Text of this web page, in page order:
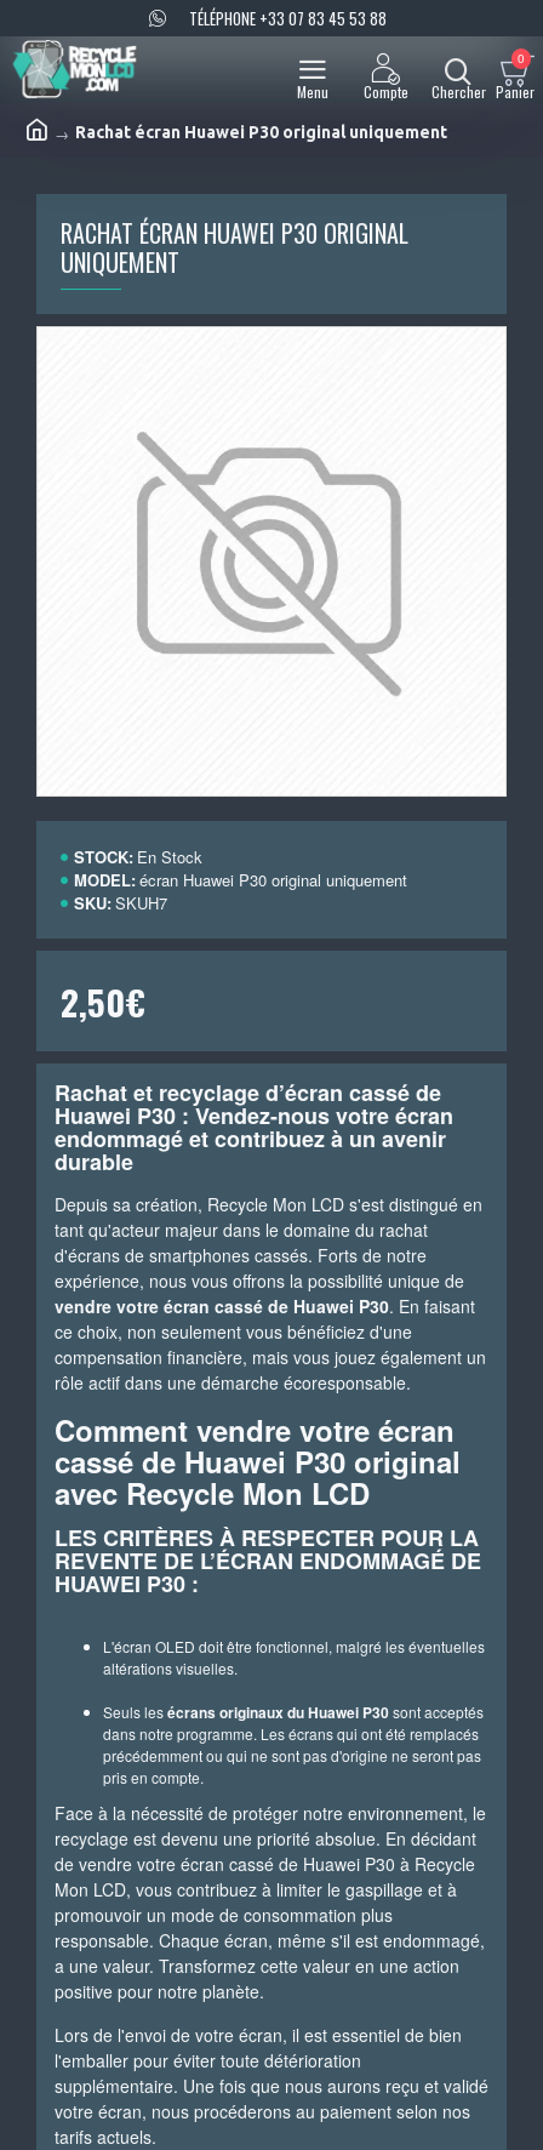
TÉLÉPHONE +33 07 83 45 53 88
0
Rachat écran Huawei P30 original uniquement
RACHAT ÉCRAN HUAWEI P30 ORIGINAL
UNIQUEMENT
STOCK: En Stock
MODEL:écran Huawei P30 original uniquement
SKU:SKUH7
2,50€
Rachat et recyclage d’écran cassé de
Huawei P30 : Vendez-nous votre écran
endommagé et contribuez à un avenir
durable
Depuis sa création, Recycle Mon LCD s'est distingué en
tant qu'acteur majeur dans le domaine du rachat
d'écrans de smartphones cassés. Forts de notre
expérience, nous vous offrons la possibilité unique de
vendre votre écran cassé de Huawei P30. En faisant
ce choix, non seulement vous bénéficiez d'une
compensation financière, mais vous jouez également un
rôle actif dans une démarche écoresponsable.
Comment vendre votre écran
cassé de Huawei P30 original
avec Recycle Mon LCD
LES CRITÈRES À RESPECTER POUR LA
REVENTE DE L’ÉCRAN ENDOMMAGÉ DE
HUAWEI P30 :
L'écran OLED doit être fonctionnel, malgré les éventuelles
altérations visuelles.
Seuls lesécrans originaux du Huawei P30sont acceptés
dans notre programme. Les écrans qui ont été remplacés
précédemment ou qui ne sont pas d'origine ne seront pas
pris en compte.
Face à la nécessité de protéger notre environnement, le
recyclage est devenu une priorité absolue. En décidant
de vendre votre écran cassé de Huawei P30 à Recycle
Mon LCD, vous contribuez à limiter le gaspillage et à
promouvoir un mode de consommation plus
responsable. Chaque écran, même s'il est endommagé,
a une valeur. Transformez cette valeur en une action
positive pour notre planète.
Lors de l'envoi de votre écran, il est essentiel de bien
l'emballer pour éviter toute détérioration
supplémentaire. Une fois que nous aurons reçu et validé
votre écran, nous procéderons au paiement selon nos
tarifs actuels.